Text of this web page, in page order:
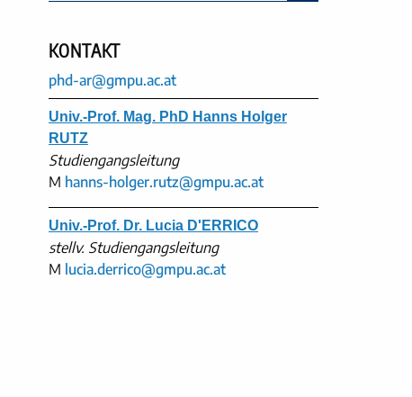
KONTAKT
phd-ar@gmpu.ac.at
Univ.-Prof. Mag. PhD Hanns Holger
RUTZ
Studiengangsleitung
M hanns-holger.rutz@gmpu.ac.at
Univ.-Prof. Dr. Lucia D'ERRICO
stellv. Studiengangsleitung
M lucia.derrico@gmpu.ac.at